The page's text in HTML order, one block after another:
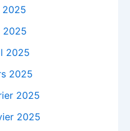
2025
2025
2025
2025
2025
2025